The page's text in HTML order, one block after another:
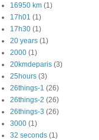
16950 km (1)
17h01 (1)
17h30 (1)
20 years (1)
2000 (1)
20kmdeparis (3)
25hours (3)
26things-1 (26)
26things-2 (26)
26things-3 (26)
3000 (1)
32 seconds (1)